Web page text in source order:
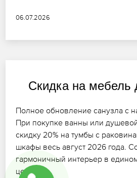
06.07.2026
Скидка на мебель
Полное обновление санузла с
При покупке ванны или
скидку 20% на тумбы с
шкафы весь август 2026 года.
гармоничный интерьер в
цене.